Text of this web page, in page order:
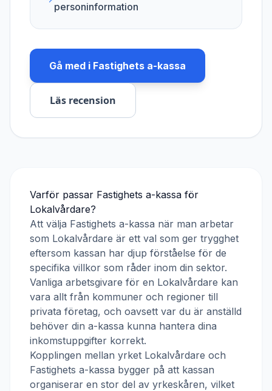
personinformation
Gå med i Fastighets a-kassa
Läs recension
Varför passar Fastighets a-kassa för
Lokalvårdare?
Att välja Fastighets a-kassa när man arbetar
som Lokalvårdare är ett val som ger trygghet
eftersom kassan har djup förståelse för de
specifika villkor som råder inom din sektor.
Vanliga arbetsgivare för en Lokalvårdare kan
vara allt från kommuner och regioner till
privata företag, och oavsett var du är anställd
behöver din a-kassa kunna hantera dina
inkomstuppgifter korrekt.
Kopplingen mellan yrket Lokalvårdare och
Fastighets a-kassa bygger på att kassan
organiserar en stor del av yrkeskåren, vilket